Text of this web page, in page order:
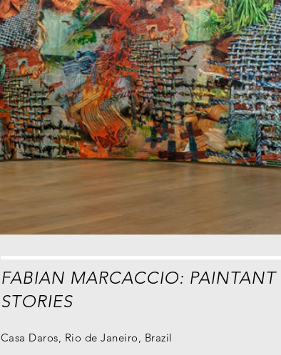
FABIAN MARCACCIO: PAINTANT
STORIES
Casa Daros, Rio de Janeiro, Brazil